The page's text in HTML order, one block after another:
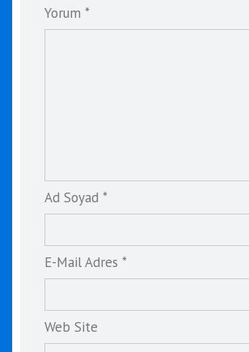
Yorum *
Ad Soyad *
E-Mail Adres *
Web Site